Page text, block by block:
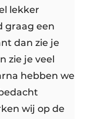
lekker
graag een
dan zie je
zie je veel
hebben we
wij op de